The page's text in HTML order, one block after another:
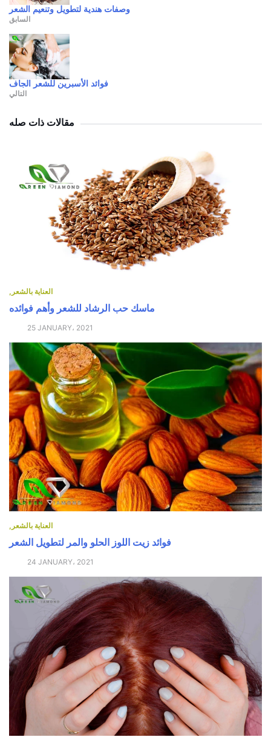
وصفات هندية لتطويل وتنعيم الشعر
السابق
فوائد الأسبرين للشعر الجاف
التالي
مقالات ذات صله
العناية بالشعر
ماسك حب الرشاد للشعر وأهم فوائده
25 JANUARY، 2021
العناية بالشعر
فوائد زيت اللوز الحلو والمر لتطويل الشعر
24 JANUARY، 2021